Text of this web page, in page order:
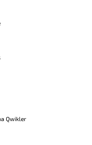
Qwikler